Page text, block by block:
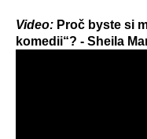
Video: Proč byste si
komedii“? - Sheila